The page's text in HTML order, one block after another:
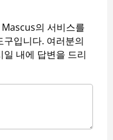
의 서비스를
입니다. 여러분의
내에 답변을 드리